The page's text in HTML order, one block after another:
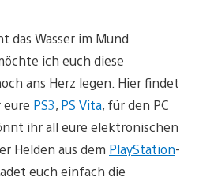
das Wasser im Mund
ich euch diese
ans Herz legen. Hier findet
PS3, PS Vita, für den PC
ihr all eure elektronischen
Helden aus dem PlayStation-
euch einfach die